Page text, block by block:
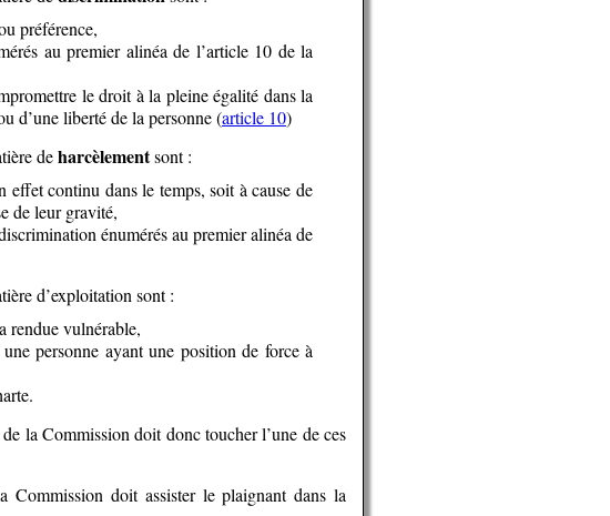
préférence,
au premier alinéa de l’article 10 de la
le droit à la pleine égalité dans la
d’une liberté de la personne (article 10)
deharcèlementsont :
continu dans le temps, soit à cause de
de leur gravité,
énumérés au premier alinéa de
d’exploitation sont :
rendue vulnérable,
personne ayant une position de force à
la Commission doit donc toucher l’une de ces
doit assister le plaignant dans la